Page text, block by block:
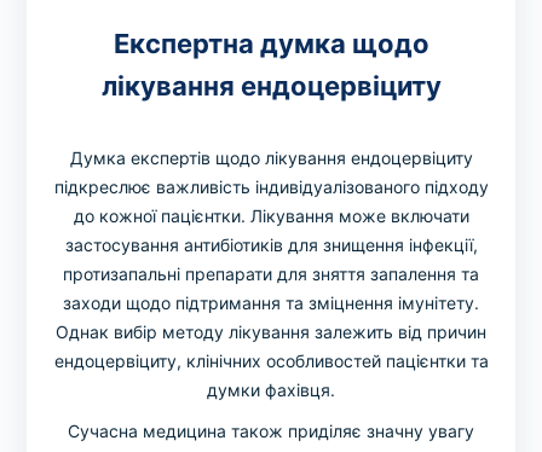
Експертна думка щодо
лікування ендоцервіциту
Думка експертів щодо лікування ендоцервіциту
підкреслює важливість індивідуалізованого підходу
до кожної пацієнтки. Лікування може включати
застосування антибіотиків для знищення інфекції,
протизапальні препарати для зняття запалення та
заходи щодо підтримання та зміцнення імунітету.
Однак вибір методу лікування залежить від причин
ендоцервіциту, клінічних особливостей пацієнтки та
думки фахівця.
Сучасна медицина також приділяє значну увагу